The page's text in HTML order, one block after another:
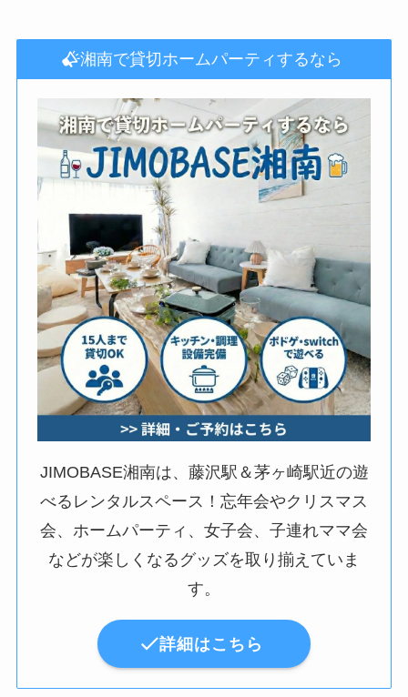
湘南で貸切ホームパーティするなら
JIMOBASE湘南は、藤沢駅＆茅ヶ崎駅近の遊
べるレンタルスペース！忘年会やクリスマス
会、ホームパーティ、女子会、子連れママ会
などが楽しくなるグッズを取り揃えていま
す。
詳細はこちら